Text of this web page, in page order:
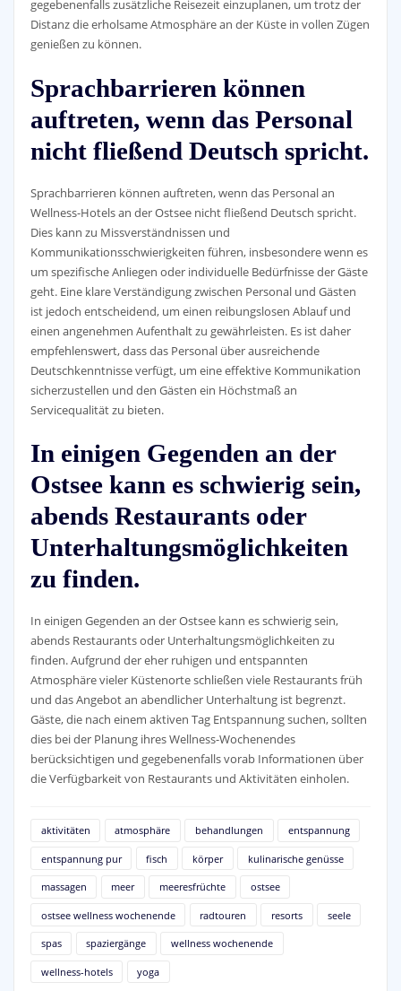
gegebenenfalls zusätzliche Reisezeit einzuplanen, um trotz der
Distanz die erholsame Atmosphäre an der Küste in vollen Zügen
genießen zu können.
Sprachbarrieren können
auftreten, wenn das Personal
nicht fließend Deutsch spricht.
Sprachbarrieren können auftreten, wenn das Personal an
Wellness-Hotels an der Ostsee nicht fließend Deutsch spricht.
Dies kann zu Missverständnissen und
Kommunikationsschwierigkeiten führen, insbesondere wenn es
um spezifische Anliegen oder individuelle Bedürfnisse der Gäste
geht. Eine klare Verständigung zwischen Personal und Gästen
ist jedoch entscheidend, um einen reibungslosen Ablauf und
einen angenehmen Aufenthalt zu gewährleisten. Es ist daher
empfehlenswert, dass das Personal über ausreichende
Deutschkenntnisse verfügt, um eine effektive Kommunikation
sicherzustellen und den Gästen ein Höchstmaß an
Servicequalität zu bieten.
In einigen Gegenden an der
Ostsee kann es schwierig sein,
abends Restaurants oder
Unterhaltungsmöglichkeiten
zu finden.
In einigen Gegenden an der Ostsee kann es schwierig sein,
abends Restaurants oder Unterhaltungsmöglichkeiten zu
finden. Aufgrund der eher ruhigen und entspannten
Atmosphäre vieler Küstenorte schließen viele Restaurants früh
und das Angebot an abendlicher Unterhaltung ist begrenzt.
Gäste, die nach einem aktiven Tag Entspannung suchen, sollten
dies bei der Planung ihres Wellness-Wochenendes
berücksichtigen und gegebenenfalls vorab Informationen über
die Verfügbarkeit von Restaurants und Aktivitäten einholen.
aktivitäten atmosphäre behandlungen entspannung
entspannung pur fisch körper kulinarische genüsse
massagen meer meeresfrüchte ostsee
ostsee wellness wochenende radtouren resorts seele
spas spaziergänge wellness wochenende
wellness-hotels yoga